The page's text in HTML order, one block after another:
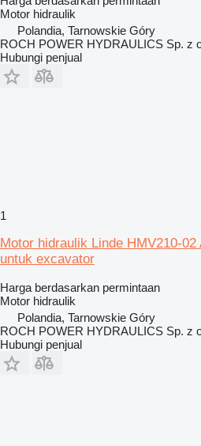
Motor hidraulik
Polandia, Tarnowskie Góry
ROCH POWER HYDRAULICS Sp. z
Hubungi penjual
1
Motor hidraulik Linde HMV210-02
untuk excavator
Harga berdasarkan permintaan
Motor hidraulik
Polandia, Tarnowskie Góry
ROCH POWER HYDRAULICS Sp. z
Hubungi penjual